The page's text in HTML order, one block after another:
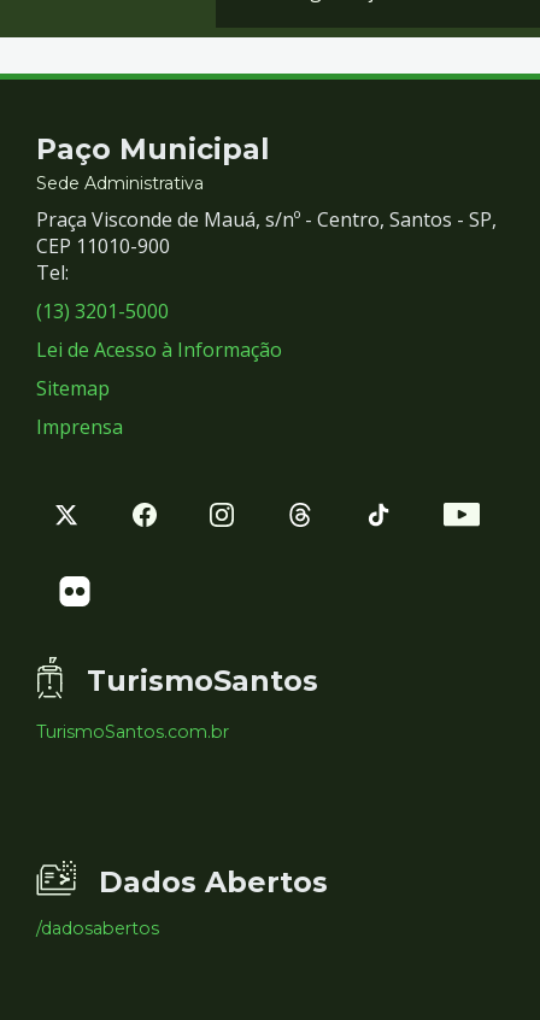
Contato
e
Redes
Sociais
Paço Municipal
Sede Administrativa
Praça Visconde de Mauá, s/nº - Centro, Santos - SP,
CEP 11010-900
Tel:
(13) 3201-5000
Lei de Acesso à Informação
Sitemap
Imprensa
TurismoSantos
TurismoSantos.com.br
Dados Abertos
/dadosabertos